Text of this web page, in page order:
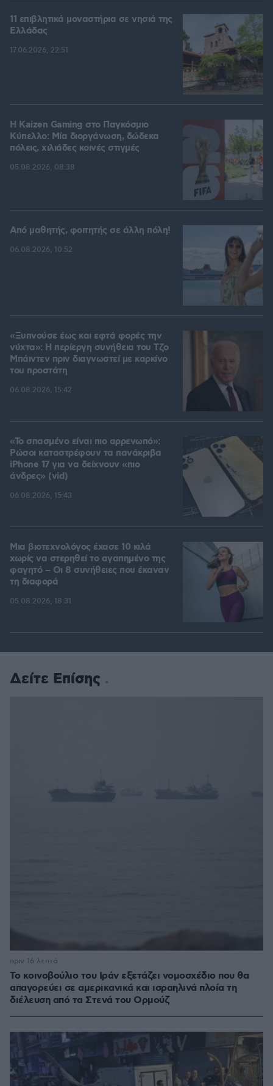
11 επιβλητικά μοναστήρια σε νησιά της
Ελλάδας
17.06.2026, 22:51
H Kaizen Gaming στο Παγκόσμιο
Kύπελλο: Μία διοργάνωση, δώδεκα
πόλεις, χιλιάδες κοινές στιγμές
05.08.2026, 08:38
Από μαθητής, φοιτητής σε άλλη πόλη!
06.08.2026, 10:52
«Ξυπνούσε έως και εφτά φορές την
νύχτα»: Η περίεργη συνήθεια του Τζο
Μπάιντεν πριν διαγνωστεί με καρκίνο
του προστάτη
06.08.2026, 15:42
«Το σπασμένο είναι πιο αρρενωπό»:
Ρώσοι καταστρέφουν τα πανάκριβα
iPhone 17 για να δείχνουν «πιο
άνδρες» (vid)
06.08.2026, 15:43
Μια βιοτεχνολόγος έχασε 10 κιλά
χωρίς να στερηθεί το αγαπημένο της
φαγητό – Οι 8 συνήθειες που έκαναν
τη διαφορά
05.08.2026, 18:31
Δείτε Επίσης
Το κοινοβούλιο του Ιράν εξετάζει νομοσχέδιο που θα
απαγορεύει σε αμερικανικά και ισραηλινά πλοία τη
διέλευση από τα Στενά του Ορμούζ
πριν 16 λεπτά